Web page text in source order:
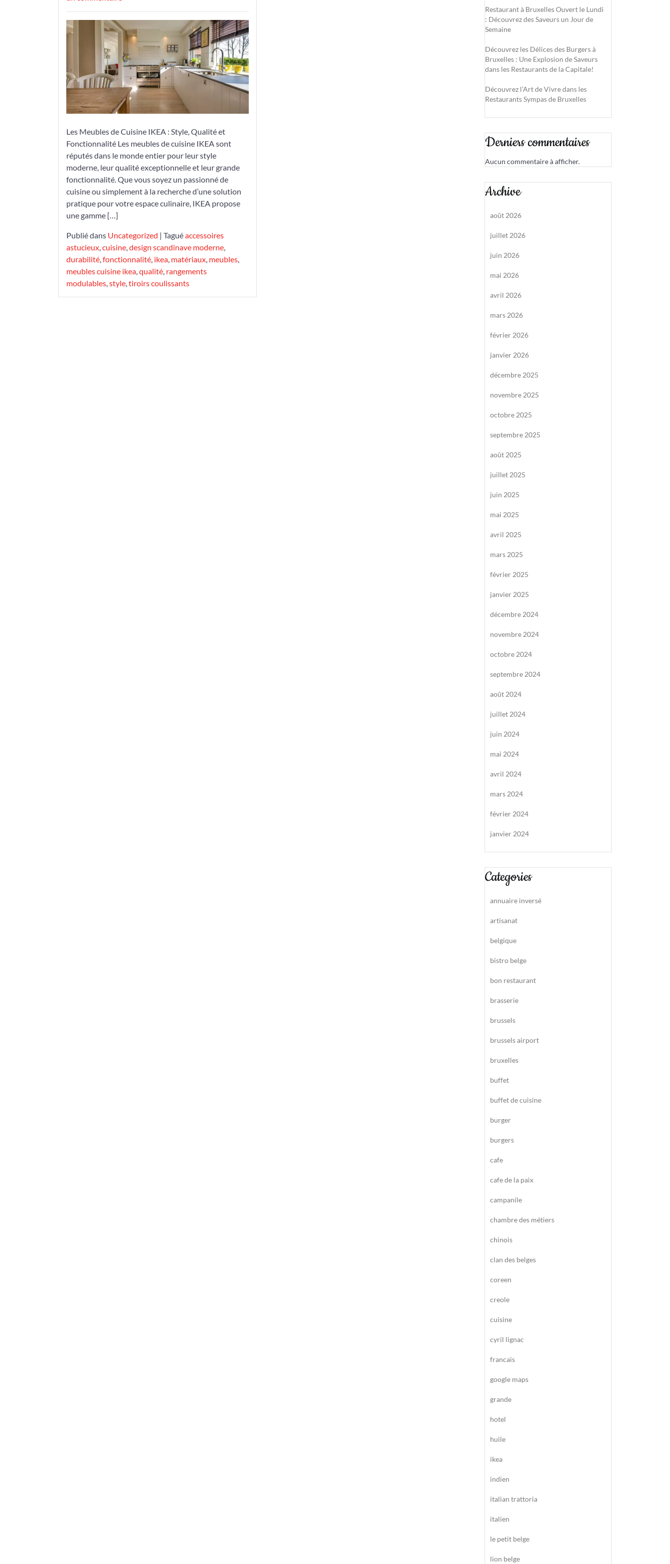
les
Meubles
de
Cuisine
IKEA
:
Style,
Qualité
et
Fonctionnalité
Les Meubles de Cuisine IKEA : Style, Qualité et
Fonctionnalité Les meubles de cuisine IKEA sont
réputés dans le monde entier pour leur style
moderne, leur qualité exceptionnelle et leur grande
fonctionnalité. Que vous soyez un passionné de
cuisine ou simplement à la recherche d’une solution
pratique pour votre espace culinaire, IKEA propose
une gamme […]
Publié dans Uncategorized | Taguéaccessoires
astucieux,cuisine,design scandinave moderne,
durabilité,fonctionnalité, ikea, matériaux, meubles,
meubles cuisine ikea,qualité, rangements
modulables,style,tiroirs coulissants
Restaurant à Bruxelles Ouvert le Lundi
: Découvrez des Saveurs un Jour de
Semaine
Découvrez les Délices des Burgers à
Bruxelles : Une Explosion de Saveurs
dans les Restaurants de la Capitale!
Découvrez l’Art de Vivre dans les
Restaurants Sympas de Bruxelles
Derniers commentaires
Aucun commentaire à afficher.
Archive
août 2026
juillet 2026
juin 2026
mai 2026
avril 2026
mars 2026
février 2026
janvier 2026
décembre 2025
novembre 2025
octobre 2025
septembre 2025
août 2025
juillet 2025
juin 2025
mai 2025
avril 2025
mars 2025
février 2025
janvier 2025
décembre 2024
novembre 2024
octobre 2024
septembre 2024
août 2024
juillet 2024
juin 2024
mai 2024
avril 2024
mars 2024
février 2024
janvier 2024
Categories
annuaire inversé
artisanat
belgique
bistro belge
bon restaurant
brasserie
brussels
brussels airport
bruxelles
buffet
buffet de cuisine
burger
burgers
cafe
cafe de la paix
campanile
chambre des métiers
chinois
clan des belges
coreen
creole
cuisine
cyril lignac
francais
google maps
grande
hotel
huile
ikea
indien
italian trattoria
italien
le petit belge
lion belge